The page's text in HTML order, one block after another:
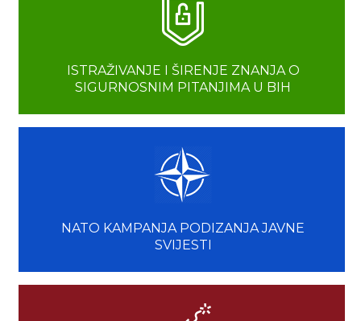
ISTRAŽIVANJE I ŠIRENJE ZNANJA O
SIGURNOSNIM PITANJIMA U BIH
NATO KAMPANJA PODIZANJA JAVNE
SVIJESTI